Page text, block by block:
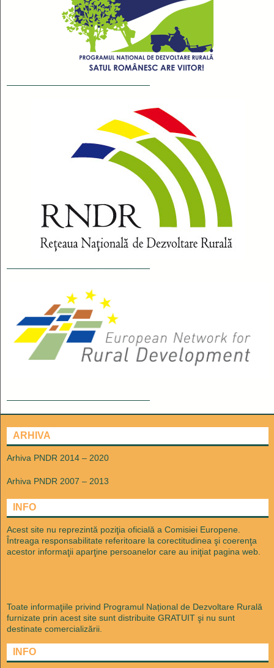
ARHIVA
Arhiva PNDR 2014 – 2020
Arhiva PNDR 2007 – 2013
INFO
Acest site nu reprezintă poziţia oficială a Comisiei Europene.
Întreaga responsabilitate referitoare la corectitudinea şi coerenţa
acestor informaţii aparţine persoanelor care au iniţiat pagina web.
Toate informaţiile privind Programul Național de Dezvoltare Rurală
furnizate prin acest site sunt distribuite GRATUIT şi nu sunt
destinate comercializării.
INFO